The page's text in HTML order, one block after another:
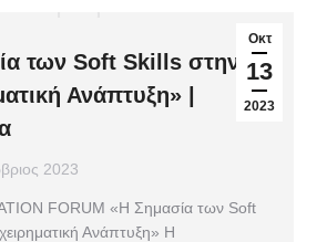
Οκτ
13
2023
των Soft Skills στην
Ανάπτυξη» |
2023
FORUM «Η Σημασία των Soft
Ανάπτυξη» Η